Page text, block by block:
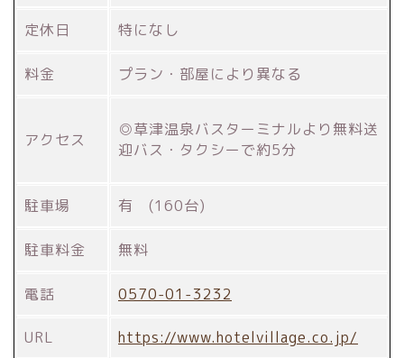
定休日 特になし
料金 プラン・部屋により異なる
アクセス
◎草津温泉バスターミナルより無料送
迎バス・タクシーで約5分
駐車場 有 (160台)
駐車料金 無料
電話 0570-01-3232
URL https://www.hotelvillage.co.jp/